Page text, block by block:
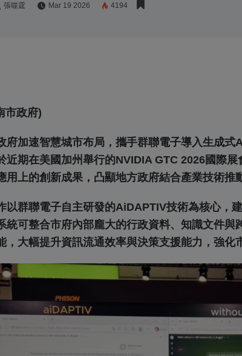
張噬霆 Mar 19 2026 4194
市政府)
府加速智慧城市布局，攜手群聯電子導入生成式
近期在美國加州舉行的NVIDIA GTC 2026國際
用上的創新成果，凸顯地方政府結合產業技術推
以群聯電子自主研發的aiDAPTIV技術為核心，
統可整合市府內部龐大的行政資料、知識文件與
，大幅提升資訊流通效率與決策支援能力，強化